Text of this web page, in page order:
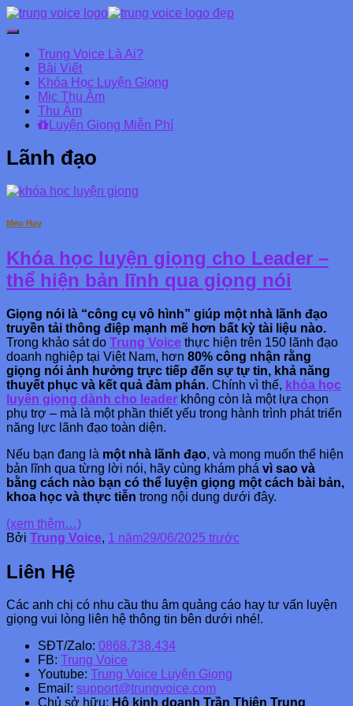
Chuyển
Danh
mục
chính
Trung Voice Là Ai?
Bài Viết
Khóa Học Luyện Giọng
Mic Thu Âm
Thu Âm
Luyện Giọng Miễn Phí
Lãnh đạo
Mẹo Hay
Khóa học luyện giọng cho Leader –
thể hiện bản lĩnh qua giọng nói
Giọng nói là “công cụ vô hình” giúp một nhà lãnh đạo
truyền tải thông điệp mạnh mẽ hơn bất kỳ tài liệu nào.
Trong khảo sát do Trung Voice thực hiện trên 150 lãnh đạo
doanh nghiệp tại Việt Nam, hơn 80% công nhận rằng
giọng nói ảnh hưởng trực tiếp đến sự tự tin, khả năng
thuyết phục và kết quả đàm phán. Chính vì thế, khóa học
luyện giọng dành cho leader không còn là một lựa chọn
phụ trợ – mà là một phần thiết yếu trong hành trình phát triển
năng lực lãnh đạo toàn diện.
Nếu bạn đang là một nhà lãnh đạo, và mong muốn thể hiện
bản lĩnh qua từng lời nói, hãy cùng khám phá vì sao và
bằng cách nào bạn có thể luyện giọng một cách bài bản,
khoa học và thực tiễn trong nội dung dưới đây.
(xem thêm…)
Bởi Trung Voice, 1 năm29/06/2025 trước
Liên Hệ
Các anh chị có nhu cầu thu âm quảng cáo hay tư vấn luyện
giọng vui lòng liên hệ thông tin bên dưới nhé!.
SĐT/Zalo: 0868.738.434
FB:
Trung Voice
Youtube:
Trung Voice Luyện Giọng
Email: support@trungvoice.com
Chủ sở hữu: Hộ kinh doanh Trần Thiên Trung